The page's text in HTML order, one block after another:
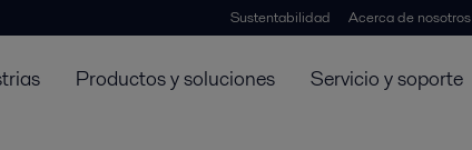
Sustentabilidad Acerca de nosotros
Productos y soluciones Servicio y soporte